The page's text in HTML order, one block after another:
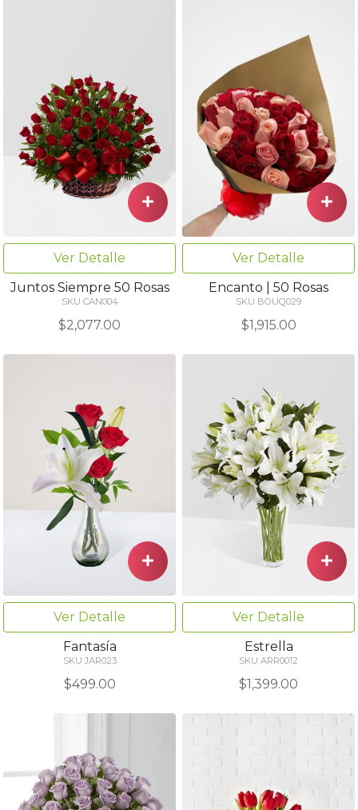
Ver Detalle
Juntos Siempre 50 Rosas
SKU CAN004
$2,077.00
Ver Detalle
Encanto | 50 Rosas
SKU BOUQ029
$1,915.00
Ver Detalle
Fantasía
SKU JAR023
$499.00
Ver Detalle
Estrella
SKU ARR0012
$1,399.00